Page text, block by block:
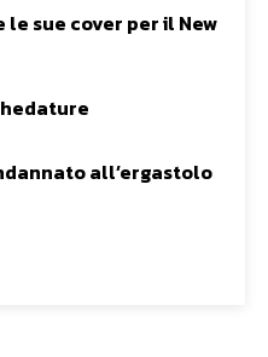
le sue cover per il New
all’ergastolo